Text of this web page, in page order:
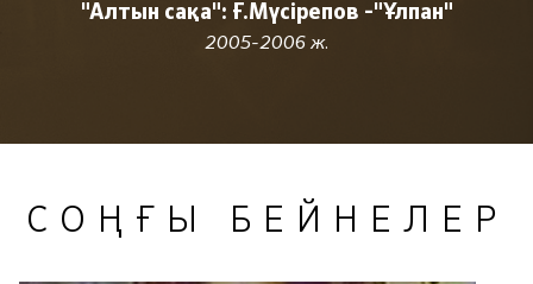
"Алтын сақа": Ғ.Мүсірепов -"Ұлпан"
2005-2006 ж.
СОҢҒЫ БЕЙНЕЛЕР